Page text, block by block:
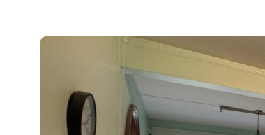
เพิ่มยูนิตเปรียบเทียบ
รายการที่ 1